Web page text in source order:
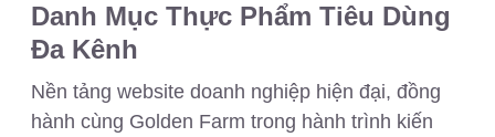
Danh Mục Thực Phẩm Tiêu Dùng
Đa Kênh
Nền tảng website doanh nghiệp hiện đại, đồng
hành cùng Golden Farm trong hành trình kiến